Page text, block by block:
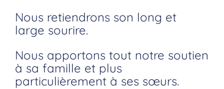
Nous retiendrons son long et
large sourire.
Nous apportons tout notre soutien
à sa famille et plus
particulièrement à ses sœurs.